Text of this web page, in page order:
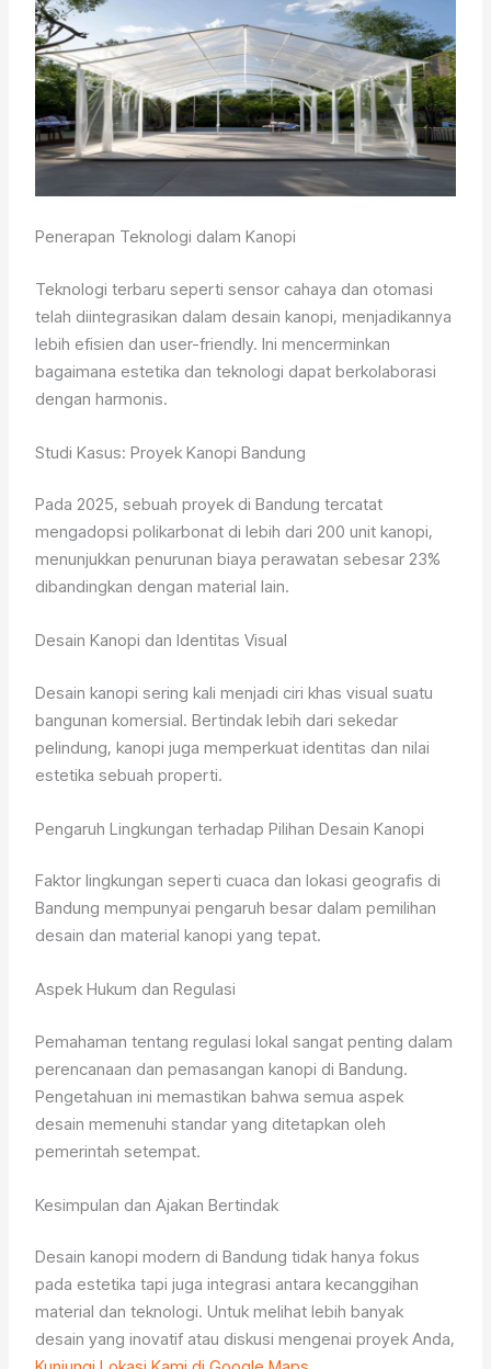
Penerapan Teknologi dalam Kanopi
Teknologi terbaru seperti sensor cahaya dan otomasi
telah diintegrasikan dalam desain kanopi, menjadikannya
lebih efisien dan user-friendly. Ini mencerminkan
bagaimana estetika dan teknologi dapat berkolaborasi
dengan harmonis.
Studi Kasus: Proyek Kanopi Bandung
Pada 2025, sebuah proyek di Bandung tercatat
mengadopsi polikarbonat di lebih dari 200 unit kanopi,
menunjukkan penurunan biaya perawatan sebesar 23%
dibandingkan dengan material lain.
Desain Kanopi dan Identitas Visual
Desain kanopi sering kali menjadi ciri khas visual suatu
bangunan komersial. Bertindak lebih dari sekedar
pelindung, kanopi juga memperkuat identitas dan nilai
estetika sebuah properti.
Pengaruh Lingkungan terhadap Pilihan Desain Kanopi
Faktor lingkungan seperti cuaca dan lokasi geografis di
Bandung mempunyai pengaruh besar dalam pemilihan
desain dan material kanopi yang tepat.
Aspek Hukum dan Regulasi
Pemahaman tentang regulasi lokal sangat penting dalam
perencanaan dan pemasangan kanopi di Bandung.
Pengetahuan ini memastikan bahwa semua aspek
desain memenuhi standar yang ditetapkan oleh
pemerintah setempat.
Kesimpulan dan Ajakan Bertindak
Desain kanopi modern di Bandung tidak hanya fokus
pada estetika tapi juga integrasi antara kecanggihan
material dan teknologi. Untuk melihat lebih banyak
desain yang inovatif atau diskusi mengenai proyek Anda,